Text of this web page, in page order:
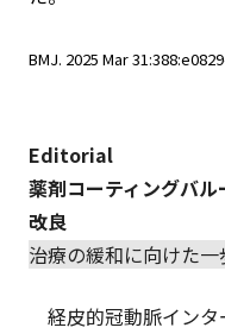
BMJ. 2025 Mar
Editorial
薬剤コーティングバ
改良
治療の緩和に向けた一
経皮的冠動脈インタ